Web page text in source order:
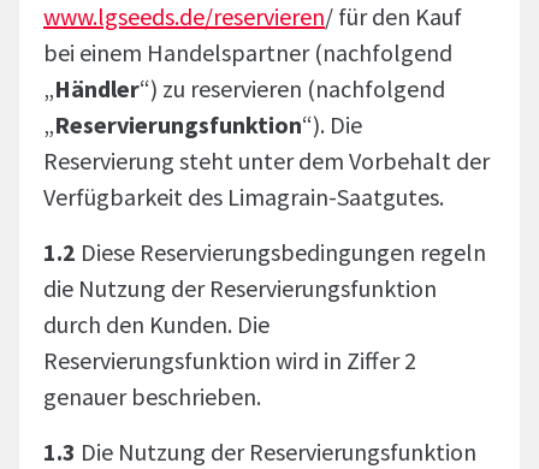
www.lgseeds.de/reservieren/ für den Kauf
bei einem Handelspartner (nachfolgend
„Händler“) zu reservieren (nachfolgend
„Reservierungsfunktion“). Die
Reservierung steht unter dem Vorbehalt der
Verfügbarkeit des Limagrain-Saatgutes.
1.2 Diese Reservierungsbedingungen regeln
die Nutzung der Reservierungsfunktion
durch den Kunden. Die
Reservierungsfunktion wird in Ziffer 2
genauer beschrieben.
1.3 Die Nutzung der Reservierungsfunktion